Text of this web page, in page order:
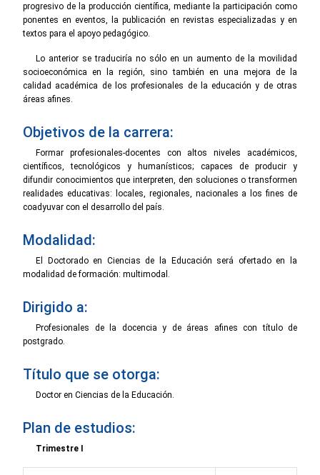
progresivo de la producción científica, mediante la participación como
ponentes en eventos, la publicación en revistas especializadas y en
textos para el apoyo pedagógico.
Lo anterior se traduciría no sólo en un aumento de la movilidad
socioeconómica en la región, sino también en una mejora de la
calidad académica de los profesionales de la educación y de otras
áreas afines.
Objetivos de la carrera:
Formar profesionales-docentes con altos niveles académicos,
científicos, tecnológicos y humanísticos; capaces de producir y
difundir conocimientos que interpreten, den soluciones o transformen
realidades educativas: locales, regionales, nacionales a los fines de
coadyuvar con el desarrollo del país.
Modalidad:
El Doctorado en Ciencias de la Educación será ofertado en la
modalidad de formación: multimodal.
Dirigido a:
Profesionales de la docencia y de áreas afines con título de
postgrado.
Título que se otorga:
Doctor en Ciencias de la Educación.
Plan de estudios:
Trimestre I